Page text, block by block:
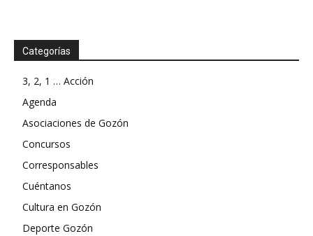
Categorías
3, 2, 1 … Acción
Agenda
Asociaciones de Gozón
Concursos
Corresponsables
Cuéntanos
Cultura en Gozón
Deporte Gozón